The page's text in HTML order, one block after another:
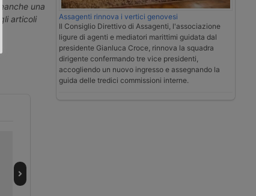
una
articoli
Assagenti rinnova i vertici genovesi
Il Consiglio Direttivo di Assagenti, l'associazione
ligure di agenti e mediatori marittimi guidata dal
presidente Gianluca Croce, rinnova la squadra
dirigente confermando tre vice presidenti,
accogliendo un nuovo ingresso e assegnando la
guida delle tredici commissioni interne.